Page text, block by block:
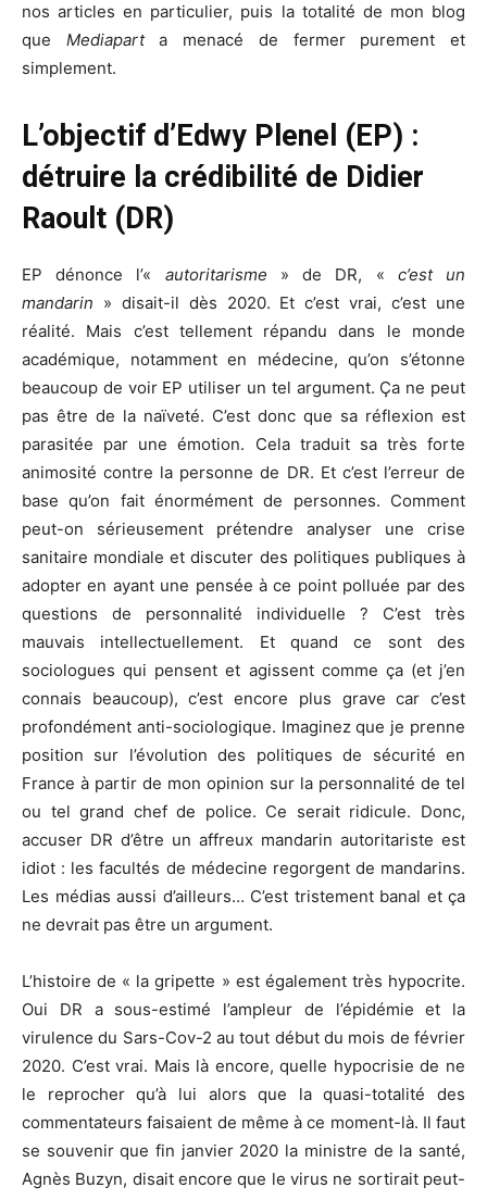
nos articles en particulier, puis la totalité de mon blog
que Mediaparta menacé de fermer purement et
simplement.
L’objectif d’Edwy Plenel (EP) :
détruire la crédibilité de Didier
Raoult (DR)
EP dénonce l’« autoritarisme » de DR, « c’est un
mandarin » disait-il dès 2020. Et c’est vrai, c’est une
réalité. Mais c’est tellement répandu dans le monde
académique, notamment en médecine, qu’on s’étonne
beaucoup de voir EP utiliser un tel argument. Ça ne peut
pas être de la naïveté. C’est donc que sa réflexion est
parasitée par une émotion. Cela traduit sa très forte
animosité contre la personne de DR. Et c’est l’erreur de
base qu’on fait énormément de personnes. Comment
peut-on sérieusement prétendre analyser une crise
sanitaire mondiale et discuter des politiques publiques à
adopter en ayant une pensée à ce point polluée par des
questions de personnalité individuelle ? C’est très
mauvais intellectuellement. Et quand ce sont des
sociologues qui pensent et agissent comme ça (et j’en
connais beaucoup), c’est encore plus grave car c’est
profondément anti-sociologique. Imaginez que je prenne
position sur l’évolution des politiques de sécurité en
France à partir de mon opinion sur la personnalité de tel
ou tel grand chef de police. Ce serait ridicule. Donc,
accuser DR d’être un affreux mandarin autoritariste est
idiot : les facultés de médecine regorgent de mandarins.
Les médias aussi d’ailleurs… C’est tristement banal et ça
ne devrait pas être un argument.
L’histoire de « la gripette » est également très hypocrite.
Oui DR a sous-estimé l’ampleur de l’épidémie et la
virulence du Sars-Cov-2 au tout début du mois de février
2020. C’est vrai. Mais là encore, quelle hypocrisie de ne
le reprocher qu’à lui alors que la quasi-totalité des
commentateurs faisaient de même à ce moment-là. Il faut
se souvenir que fin janvier 2020 la ministre de la santé,
Agnès Buzyn, disait encore que le virus ne sortirait peut-